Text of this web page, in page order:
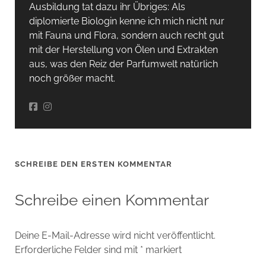
Ausbildung tat dazu ihr Übriges: Als
diplomierte Biologin kenne ich mich nicht nur
mit Fauna und Flora, sondern auch recht gut
mit der Herstellung von Ölen und Extrakten
aus, was den Reiz der Parfumwelt natürlich
noch größer macht.
SCHREIBE DEN ERSTEN KOMMENTAR
Schreibe einen Kommentar
Deine E-Mail-Adresse wird nicht veröffentlicht.
Erforderliche Felder sind mit * markiert